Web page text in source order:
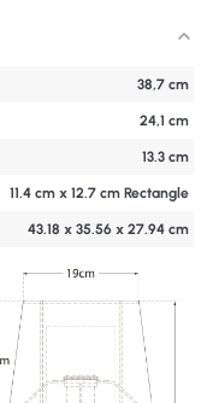
38,7 cm
24,1 cm
13.3 cm
11.4 cm x 12.7 cm Rectangle
43.18 x 35.56 x 27.94 cm